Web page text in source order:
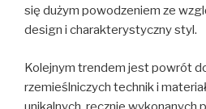
się dużym powodzeniem ze
design i charakterystyczny styl.
Kolejnym trendem jest powrót
rzemieślniczych technik i